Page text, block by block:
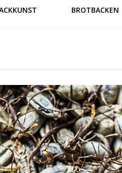
BROTBACKEN